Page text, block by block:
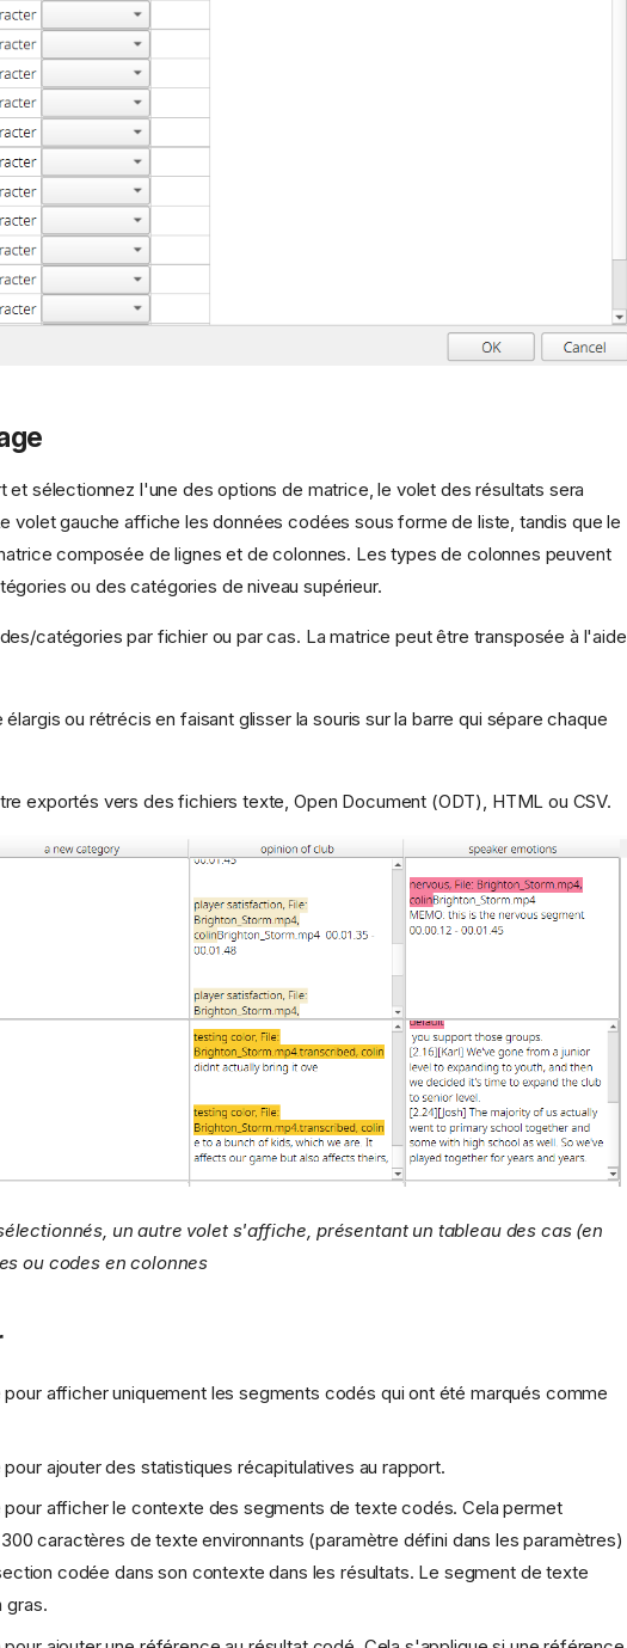
et sélectionnez l'une des options de matrice, le volet des résultats sera
volet gauche affiche les données codées sous forme de liste, tandis que le
composée de lignes et de colonnes. Les types de colonnes peuvent
ou des catégories de niveau supérieur.
catégories par fichier ou par cas. La matrice peut être transposée à l'aide
ou rétrécis en faisant glisser la souris sur la barre qui sépare chaque
exportés vers des fichiers texte, Open Document (ODT), HTML ou CSV.
un autre volet s'affiche, présentant un tableau des cas (en
ou codes en colonnes
afficher uniquement les segments codés qui ont été marqués comme
ajouter des statistiques récapitulatives au rapport.
afficher le contexte des segments de texte codés. Cela permet
caractères de texte environnants (paramètre défini dans les paramètres)
codée dans son contexte dans les résultats. Le segment de texte
gras.